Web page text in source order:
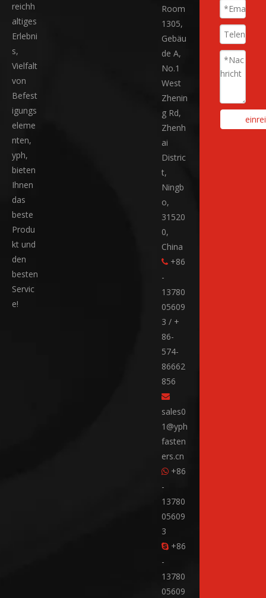
reichh
altiges
Erlebni
s,
Vielfalt
von
Befest
igungs
eleme
nten,
yph,
bieten
Ihnen
das
beste
Produ
kt und
den
besten
Servic
e!
Room
1305,
Gebäu
de A,
No.1
West
Zhenin
g Rd,
Zhenh
ai
Distric
t,
Ningb
o,
31520
0,
China
 +86
-
13780
05609
3 / +
86-
574-
86662
856

sales0
1@yph
fasten
ers.cn
 +86
-
13780
05609
3
 +86
-
13780
05609